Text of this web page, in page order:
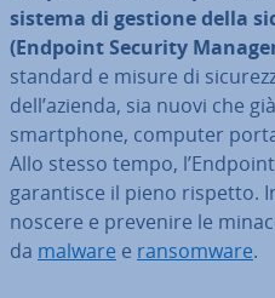
sistema di gestione della
(Endpoint Security
standard e misure di
dell’azienda, sia nuovi che
smart­pho­ne, computer
Allo stesso tempo,
ga­ran­ti­sce il pieno rispetto.
no­sce­re e prevenire le
da malware e ran­som­ware.